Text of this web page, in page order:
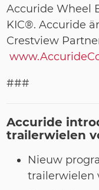
Accuride Wheel
KIC®. Accuride
Crestview
###
Accuride
trailerwielen
Nieuw
trailerwielen